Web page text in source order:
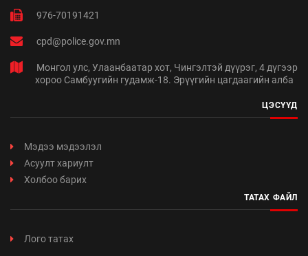
976-70191421
cpd@police.gov.mn
Монгол улс, Улаанбаатар хот, Чингэлтэй дүүрэг, 4 дүгээр
хороо Самбуугийн гудамж-18. Эрүүгийн цагдаагийн алба
ЦЭСҮҮД
Мэдээ мэдээлэл
Асуулт хариулт
Холбоо барих
ТАТАХ ФАЙЛ
Лого татах